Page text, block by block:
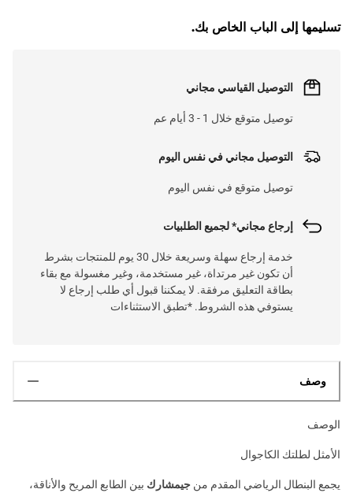
تسليمها إلى الباب الخاص بك.
التوصيل القياسي مجاني
توصيل متوقع خلال 1 - 3 أيام عم
التوصيل مجاني في نفس اليوم
توصيل متوقع في نفس اليوم
إرجاع مجاني* لجميع الطلبيات
خدمة إرجاع سهلة وسريعة خلال 30 يوم للمنتجات بشرط
أن تكون غير مرتداة، غير مستخدمة، وغير مغسولة مع بقاء
بطاقة التعليق مرفقة. لا يمكننا قبول أي طلب إرجاع لا
يستوفي هذه الشروط. *تطبق الاستثناءات
وصف
الوصف
الأمثل لطلتك الكاجوال
يجمع البنطال الرياضي المقدم من جيمشارك بين الطابع المريح والأناقة،